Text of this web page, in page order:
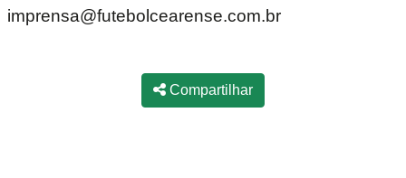
imprensa@futebolcearense.com.br
Compartilhar